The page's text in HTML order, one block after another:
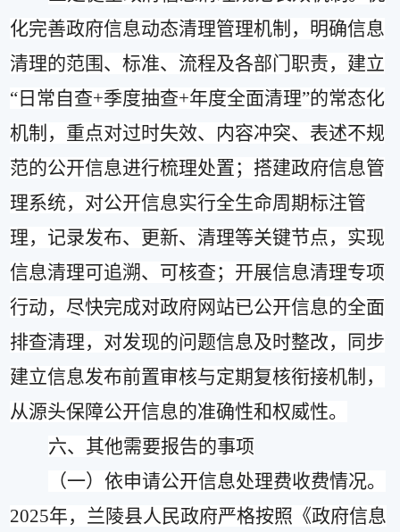
化完善政府信息动态清理管理机制 ，明确信息
清理的范围、标准、流程及各部门职责，建立
“ 日常自查+季度抽查+年度全面清理”的常态化
机制，重点对过时失效、内容冲突、表述不规
范的公开信息进行梳理处置；搭建政府信息管
理系统，对公开信息实行全生命周期标注管
理，记录发布、更新、清理等关键节点，实现
信息清理可追溯、可核查；开展信息清理专项
行动， 尽快完成对政府网站已公开信息的全面
排查清理，对发现的问题信息及时整改，同步
建立信息发布前置审核与定期复核衔接机制，
从源头保障公开信息的准确性和权威性。
六、其他需要报告的事项
（一）依申请公开信息处理费收费情况。
2025年，兰陵县人民政府严格按照《政府信息